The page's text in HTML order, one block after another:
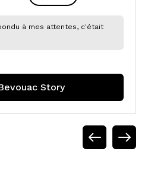
à mes attentes, c'était
Story